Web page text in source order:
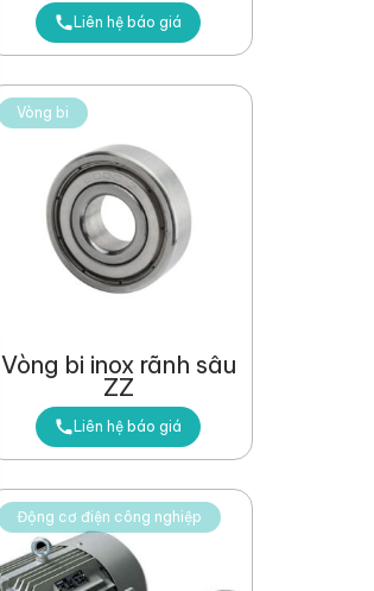
Liên hệ báo giá
Vòng bi
Vòng bi inox rãnh sâu
ZZ
Liên hệ báo giá
Động cơ điện công nghiệp